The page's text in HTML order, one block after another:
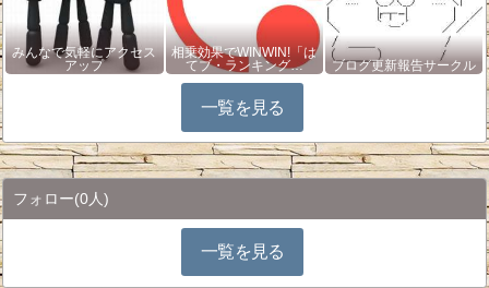
みんなで気軽にアクセス
アップ
相乗効果でWINWIN!「は
てブ・ランキング…
ブログ更新報告サークル
一覧を見る
フォロー(0人)
一覧を見る